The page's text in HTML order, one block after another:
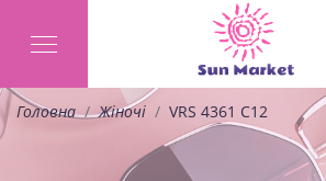
Головна Жіночі VRS 4361 C12